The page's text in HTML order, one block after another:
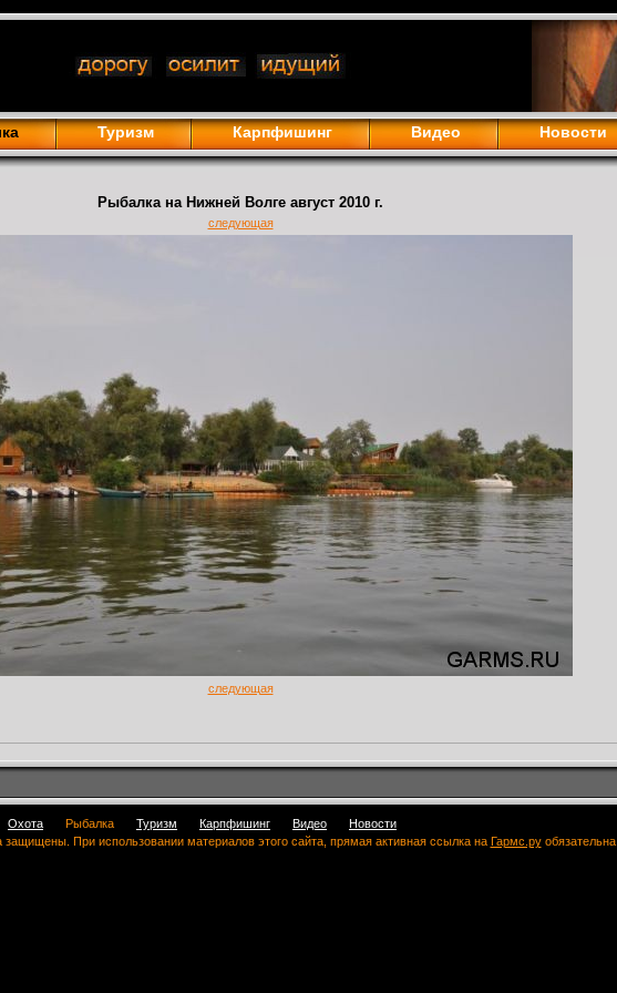
Туризм Карпфишинг Видео Новости
Рыбалка на Нижней Волге август 2010 г.
следующая
следующая
Охота Рыбалка Туризм Карпфишинг Видео
Новости
При использовании материалов этого сайта, прямая активная ссылка на Гармс.руобязательна.